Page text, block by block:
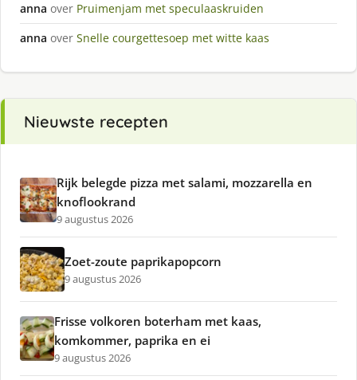
anna over Pruimenjam met speculaaskruiden
anna over Snelle courgettesoep met witte kaas
Nieuwste recepten
Rijk belegde pizza met salami, mozzarella en
knoflookrand
9 augustus 2026
Zoet-zoute paprikapopcorn
9 augustus 2026
Frisse volkoren boterham met kaas,
komkommer, paprika en ei
9 augustus 2026